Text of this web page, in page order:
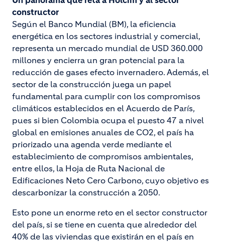
constructor
Según el Banco Mundial (BM), la eficiencia
energética en los sectores industrial y comercial,
representa un mercado mundial de USD 360.000
millones y encierra un gran potencial para la
reducción de gases efecto invernadero. Además, el
sector de la construcción juega un papel
fundamental para cumplir con los compromisos
climáticos establecidos en el Acuerdo de París,
pues si bien Colombia ocupa el puesto 47 a nivel
global en emisiones anuales de CO2, el país ha
priorizado una agenda verde mediante el
establecimiento de compromisos ambientales,
entre ellos, la Hoja de Ruta Nacional de
Edificaciones Neto Cero Carbono, cuyo objetivo es
descarbonizar la construcción a 2050.
Esto pone un enorme reto en el sector constructor
del país, si se tiene en cuenta que alrededor del
40% de las viviendas que existirán en el país en